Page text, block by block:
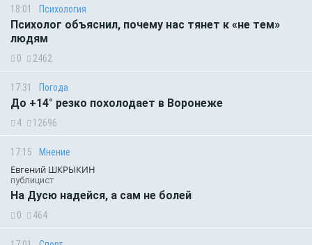
18:01 Психология
Психолог объяснил, почему нас тянет к «не тем»
людям
0 2462
17:31 Погода
До +14° резко похолодает в Воронеже
4 12696
17:15 Мнение
Евгений ШКРЫКИН
публицист
На Дусю надейся, а сам не болей
0 464